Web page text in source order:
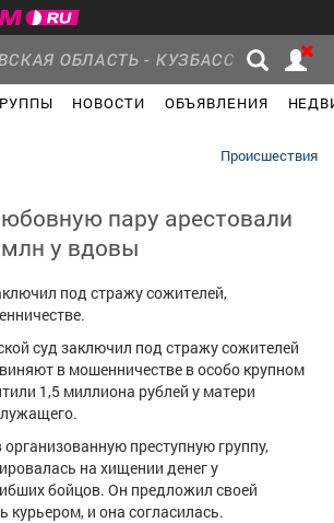
ОБЛАСТЬ - КУЗБАСС
НОВОСТИ ОБЪЯВЛЕНИЯ
Недвижимость
Транспорт Компании
Обучение
Происшествия
пару арестовали
у вдовы
под стражу сожителей,
суд заключил под стражу сожителей
в мошенничестве в особо крупном
1,5 миллиона рублей у матери
преступную группу,
на хищении денег у
бойцов. Он предложил своей
курьером, и она согласилась.